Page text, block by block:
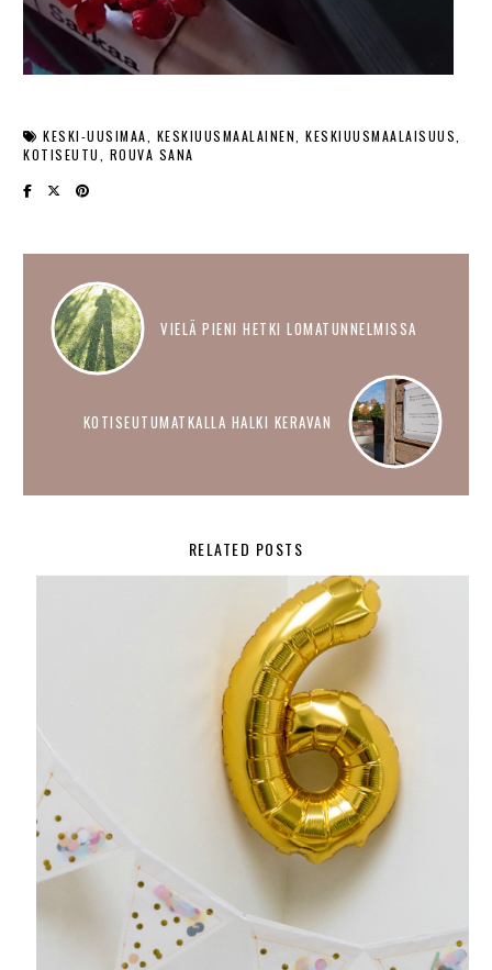
KESKI-UUSIMAA KESKIUUSMAALAINEN
KESKIUUSMAALAISUUS
KOTISEUTU
ROUVA SANA
VIELÄ PIENI HETKI LOMATUNNELMISSA
KOTISEUTUMATKALLA HALKI KERAVAN
RELATED POSTS